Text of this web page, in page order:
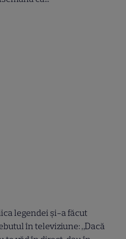
legendei și-a făcut
în televiziune: „Dacă